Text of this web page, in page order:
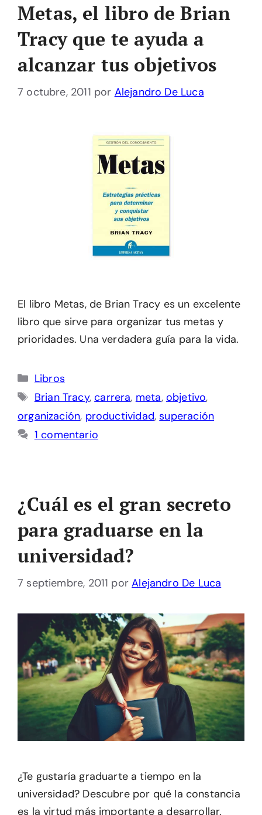
Metas, el libro de Brian
Tracy que te ayuda a
alcanzar tus objetivos
7 octubre, 2011 por Alejandro De Luca
El libro Metas, de Brian Tracy es un excelente
libro que sirve para organizar tus metas y
prioridades. Una verdadera guía para la vida.
Categorías
Libros
Etiquetas
Brian Tracy,carrera, meta, objetivo,
organización, productividad,superación
1 comentario
¿Cuál es el gran secreto
para graduarse en la
universidad?
7 septiembre, 2011 porAlejandro De Luca
¿Te gustaría graduarte a tiempo en la
universidad? Descubre por qué la constancia
es la virtud más importante a desarrollar.